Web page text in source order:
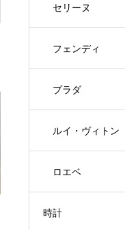
セリーヌ
フェンディ
プラダ
ルイ・ヴィトン
ロエベ
時計